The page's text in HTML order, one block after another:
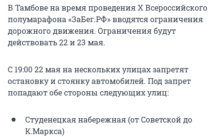
В Тамбове на время проведения X Всероссийского
полумарафона «ЗаБег.РФ» вводятся ограничения
дорожного движения. Ограничения будут
действовать 22 и 23 мая.
С 19:00 22 мая на нескольких улицах запретят
остановку и стоянку автомобилей. Под запрет
попадают обе стороны следующих улиц:
Студенецкая набережная (от Советской до
К.Маркса)